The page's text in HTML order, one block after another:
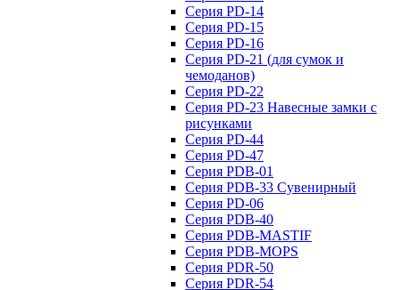
Серия PD-14
Серия PD-15
Серия PD-16
Серия PD-21 (для сумок и
чемоданов)
Серия PD-22
Серия PD-23 Навесные замки с
рисунками
Серия PD-44
Серия PD-47
Серия PDB-01
Серия PDB-33 Сувенирный
Серия PD-06
Серия PDB-40
Серия PDB-MASTIF
Серия PDB-MOPS
Серия PDR-50
Серия PDR-54